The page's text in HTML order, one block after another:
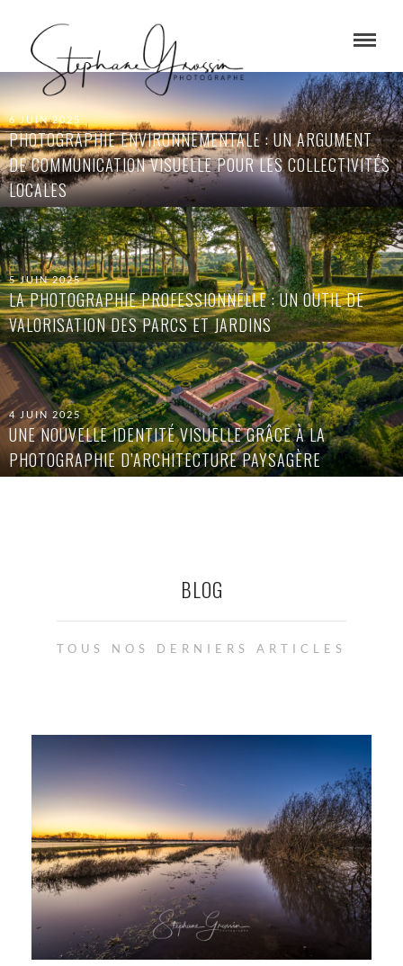
6 JUIN 2025
PHOTOGRAPHIE ENVIRONNEMENTALE : UN ARGUMENT
DE COMMUNICATION VISUELLE POUR LES COLLECTIVITÉS
LOCALES
5 JUIN 2025
LA PHOTOGRAPHIE PROFESSIONNELLE : UN OUTIL DE
VALORISATION DES PARCS ET JARDINS
4 JUIN 2025
UNE NOUVELLE IDENTITÉ VISUELLE GRÂCE À LA
PHOTOGRAPHIE D’ARCHITECTURE PAYSAGÈRE
BLOG
TOUS NOS DERNIERS ARTICLES